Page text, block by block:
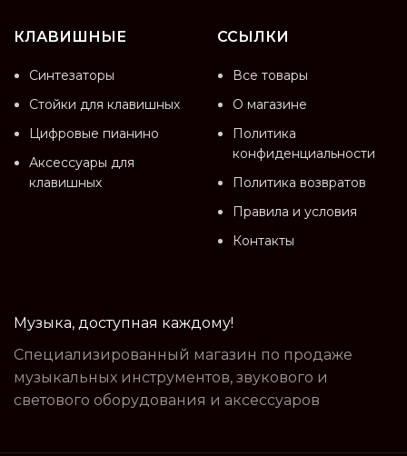
КЛАВИШНЫЕ
Синтезаторы
Стойки для клавишных
Цифровые пианино
Аксессуары для
клавишных
ССЫЛКИ
Все товары
О магазине
Политика
конфиденциальности
Политика возвратов
Правила и условия
Контакты
Музыка, доступная каждому!
Специализированный магазин по продаже
музыкальных инструментов, звукового и
светового оборудования и аксессуаров